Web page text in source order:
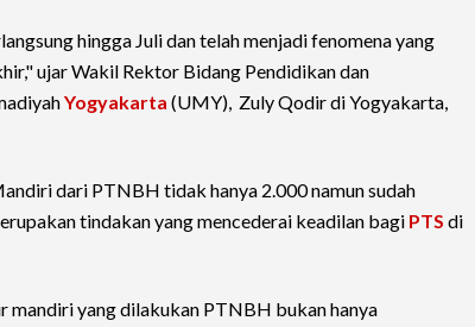
hingga Juli dan telah menjadi fenomena yang
ujar Wakil Rektor Bidang Pendidikan dan
Yogyakarta (UMY), Zuly Qodir di Yogyakarta,
dari PTNBH tidak hanya 2.000 namun sudah
tindakan yang mencederai keadilan bagi PTS di
mandiri yang dilakukan PTNBH bukan hanya